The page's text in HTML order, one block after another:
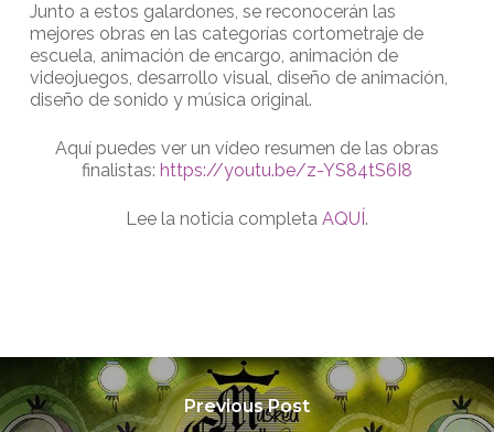
Junto a estos galardones, se reconocerán las
mejores obras en las categorías cortometraje de
escuela, animación de encargo, animación de
videojuegos, desarrollo visual, diseño de animación,
diseño de sonido y música original.
Aquí puedes ver un vídeo resumen de las obras
finalistas: https://youtu.be/z-YS84tS6I8
Lee la noticia completa AQUÍ.
Previous Post